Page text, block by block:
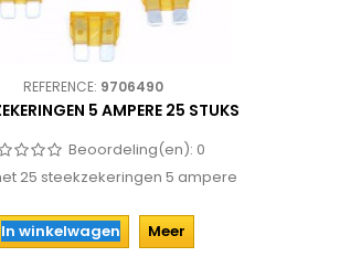
REFERENCE: 9706490
5 AMPERE 25 STUKS
Beoordeling(en): 0
25 steekzekeringen 5 ampere
In winkelwagen
Meer